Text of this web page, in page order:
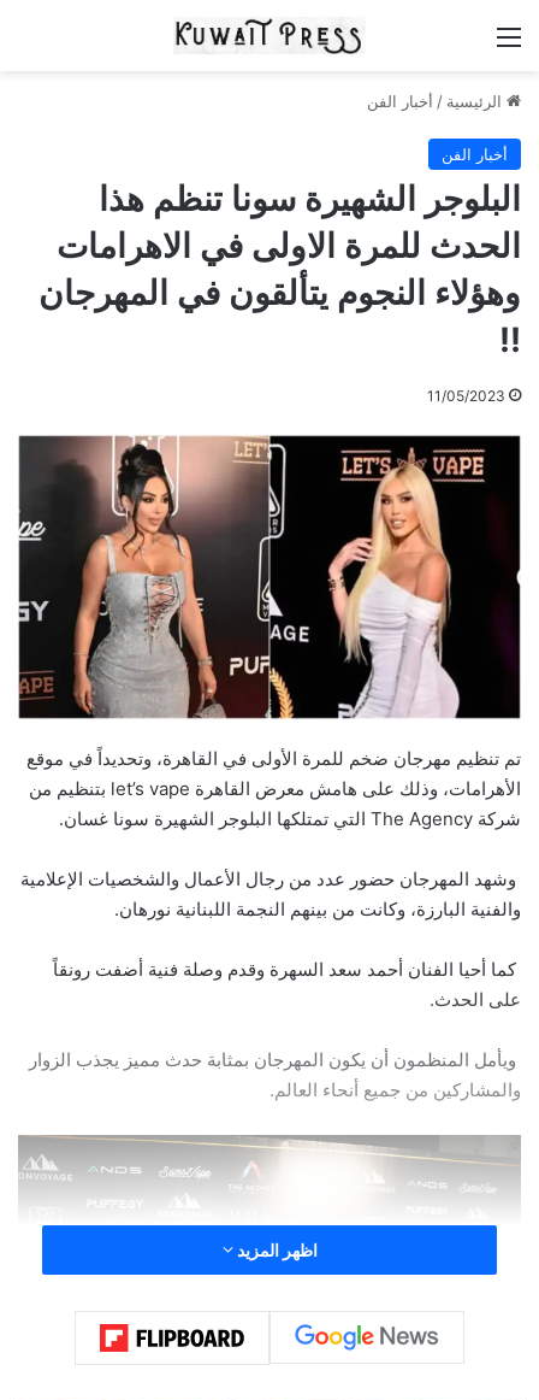
الرئيسية / أخبار الفن
أخبار الفن
البلوجر الشهيرة سونا تنظم هذا
الحدث للمرة الاولى في الاهرامات
وهؤلاء النجوم يتألقون في المهرجان
!!
11/05/2023
تم تنظيم مهرجان ضخم للمرة الأولى في القاهرة، وتحديداً في موقع
الأهرامات، وذلك على هامش معرض القاهرة let’s vape بتنظيم من
شركة The Agency التي تمتلكها البلوجر الشهيرة سونا غسان.
وشهد المهرجان حضور عدد من رجال الأعمال والشخصيات الإعلامية
والفنية البارزة، وكانت من بينهم النجمة اللبنانية نورهان.
كما أحيا الفنان أحمد سعد السهرة وقدم وصلة فنية أضفت رونقاً
على الحدث.
ويأمل المنظمون أن يكون المهرجان بمثابة حدث مميز يجذب الزوار
والمشاركين من جميع أنحاء العالم.
اظهر المزيد